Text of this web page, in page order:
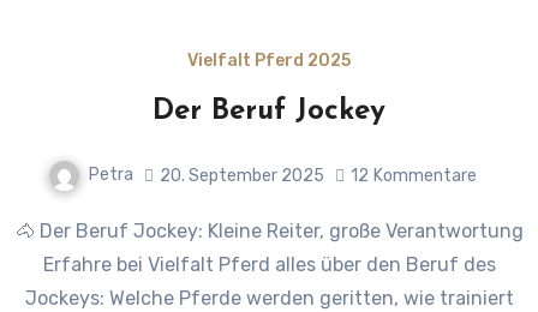
Vielfalt Pferd 2025
Der Beruf Jockey
Petra 20. September 2025 12 Kommentare
🐴 Der Beruf Jockey: Kleine Reiter, große Verantwortung
Erfahre bei Vielfalt Pferd alles über den Beruf des
Jockeys: Welche Pferde werden geritten, wie trainiert